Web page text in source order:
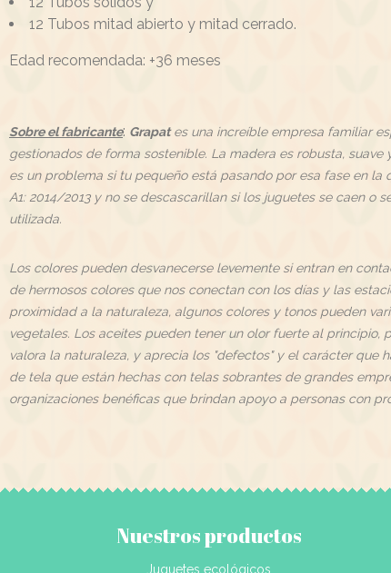
12 Tubos mitad abierto y mitad cerrado.
Edad recomendada: +36 meses
Sobre el fabricante: Grapates una increíble empresa familiar
gestionados de forma sostenible. La madera es robusta,
es un problema si tu pequeño está pasando por esa fase en
A1: 2014/2013 y no se descascarillan si los juguetes se caen
utilizada.
Los colores pueden desvanecerse levemente si entran en
de hermosos colores que nos conectan con los días y las
proximidad a la naturaleza, algunos colores y tonos pueden
vegetales. Los aceites pueden tener un olor fuerte al
valora la naturaleza, y aprecia los "defectos" y el carácter que
de tela que están hechas con telas sobrantes de grandes
organizaciones benéficas que brindan apoyo a personas con
Nuestros productos
Juguetes ecológicos